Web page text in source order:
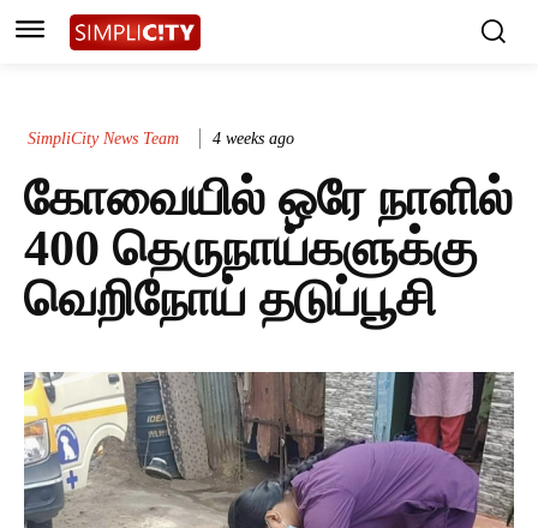
SimpliCity News Team 4 weeks ago
கோவையில் ஒரே நாளில்
400 தெருநாய்களுக்கு
வெறிநோய் தடுப்பூசி